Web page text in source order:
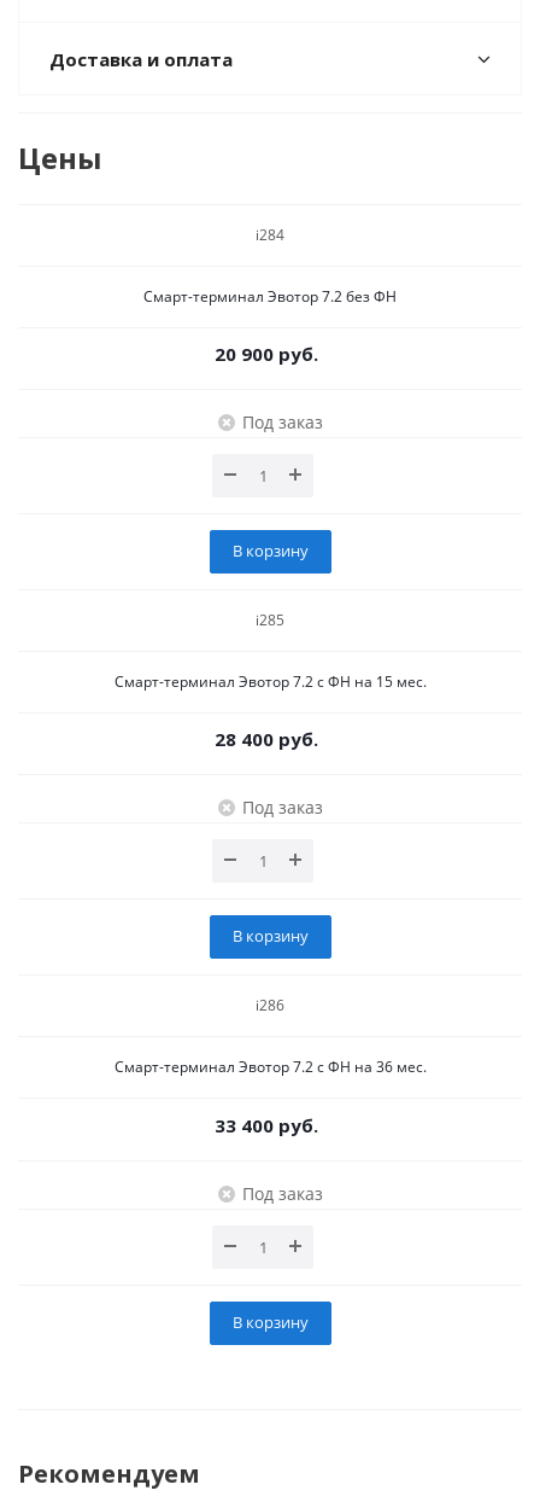
Доставка и оплата
Цены
i284
Смарт-терминал Эвотор 7.2 без ФН
20 900 руб.
Под заказ
В корзину
i285
Смарт-терминал Эвотор 7.2 с ФН на 15 мес.
28 400 руб.
Под заказ
В корзину
i286
Смарт-терминал Эвотор 7.2 с ФН на 36 мес.
33 400 руб.
Под заказ
В корзину
Рекомендуем